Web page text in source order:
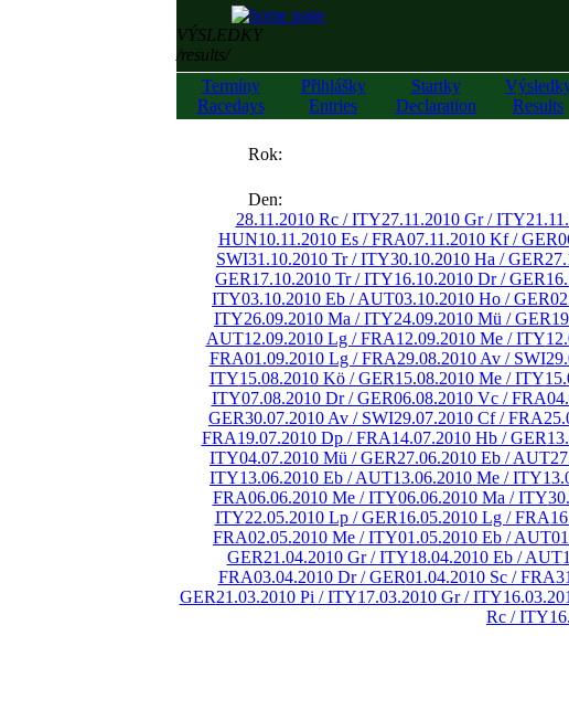
VÝSLEDKY
/results/
Termíny
Racedays
Přihlášky
Entries
Startky
Declaration
Results
Rok:
Den:
28.11.2010 Rc / ITY27.11.2010 Gr / ITY
HUN10.11.2010 Es / FRA07.11.2010 Kf / GER
SWI31.10.2010 Tr / ITY30.10.2010 Ha / GER
GER17.10.2010 Tr / ITY16.10.2010 Dr / GER
ITY03.10.2010 Eb / AUT03.10.2010 Ho / GER
ITY26.09.2010 Ma / ITY24.09.2010 Mü / GER
AUT12.09.2010 Lg / FRA12.09.2010 Me / ITY
FRA01.09.2010 Lg / FRA29.08.2010 Av / SWI
ITY15.08.2010 Kö / GER15.08.2010 Me / ITY
ITY07.08.2010 Dr / GER06.08.2010 Vc / FRA
GER30.07.2010 Av / SWI29.07.2010 Cf / FRA
FRA19.07.2010 Dp / FRA14.07.2010 Hb / GER
ITY04.07.2010 Mü / GER27.06.2010 Eb / AUT
ITY13.06.2010 Eb / AUT13.06.2010 Me / ITY
FRA06.06.2010 Me / ITY06.06.2010 Ma / ITY
ITY22.05.2010 Lp / GER16.05.2010 Lg / FRA
FRA02.05.2010 Me / ITY01.05.2010 Eb / AUT
GER21.04.2010 Gr / ITY18.04.2010 Eb / AUT
FRA03.04.2010 Dr / GER01.04.2010 Sc / FRA
GER21.03.2010 Pi / ITY17.03.2010 Gr / ITY
Rc / ITY